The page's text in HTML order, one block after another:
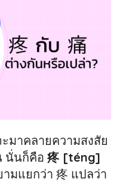
มาคลายความสงสัย
นั่นก็คือ 疼 [téng]
มแยกว่า 疼 แปลว่า